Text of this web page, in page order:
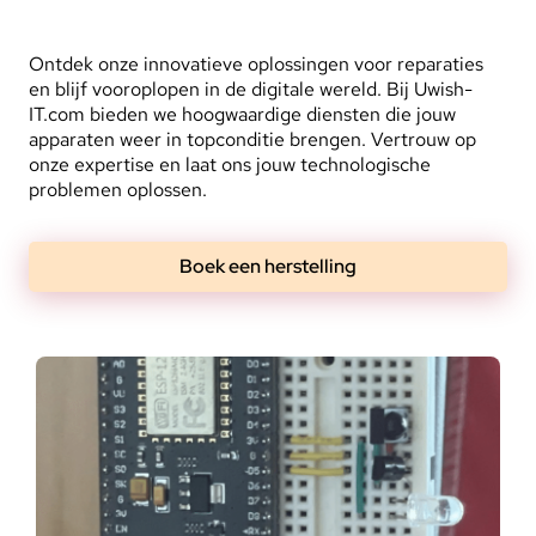
Ontdek onze innovatieve oplossingen voor reparaties
en blijf vooroplopen in de digitale wereld. Bij Uwish-
IT.com bieden we hoogwaardige diensten die jouw
apparaten weer in topconditie brengen. Vertrouw op
onze expertise en laat ons jouw technologische
problemen oplossen.
Boek een herstelling